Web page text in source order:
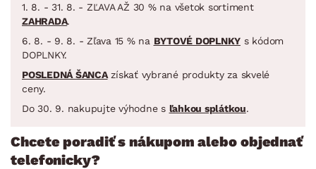
1. 8. - 31. 8. - ZĽAVA AŽ 30 % na všetok sortiment
ZAHRADA.
6. 8. - 9. 8. - Zľava 15 % na BYTOVÉ DOPLNKY s kódom
DOPLNKY.
POSLEDNÁ ŠANCAzískať vybrané produkty za skvelé
ceny.
Do 30. 9. nakupujte výhodne s ľahkou splátkou.
Chcete poradiť s nákupom alebo objednať
telefonicky?